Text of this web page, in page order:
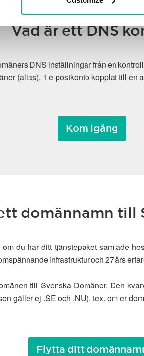
Vad är ett DNS
DNS inställningar från en
(alias), 1 e-postkonto kopplat till
Kom igång
domännamn till
du har ditt tjänstepaket samlade
infrastruktur och 27 års
till Svenska Domäner. Den
gäller ej .SE och .NU). tex. om er
Flytta ditt